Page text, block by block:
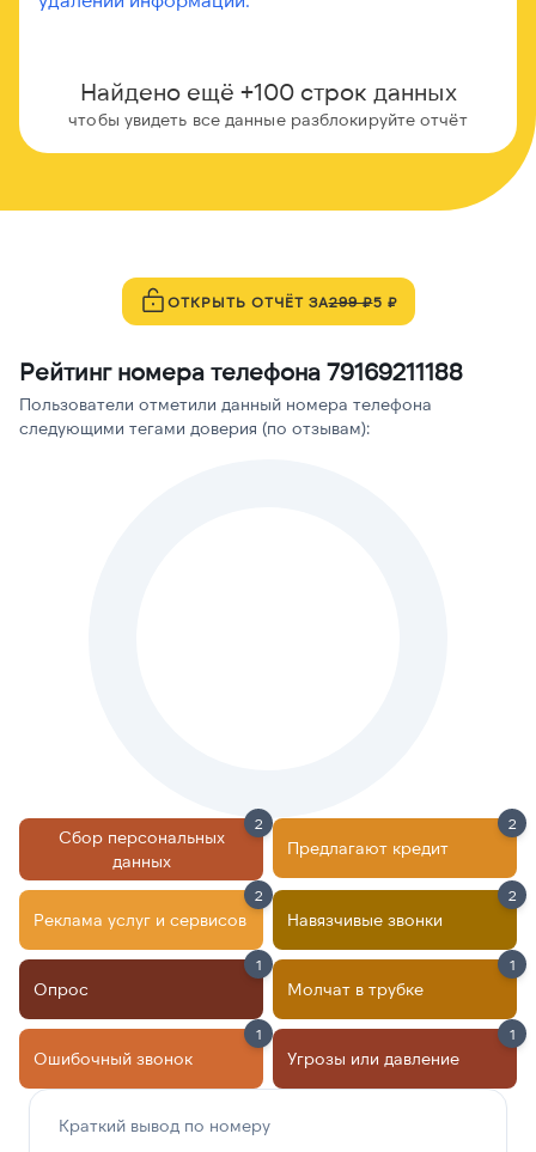
Найдено ещё +100 строк данных
чтобы увидеть все данные разблокируйте отчёт
ОТКРЫТЬ ОТЧЁТ ЗА299 ₽5 ₽
Рейтинг номера телефона 79169211188
Пользователи отметили данный номера телефона
следующими тегами доверия (по отзывам):
Сбор персональных
данных
2
Предлагают кредит
2
Реклама услуг и сервисов
2
Навязчивые звонки
2
Опрос
1
Молчат в трубке
1
Ошибочный звонок
1
Угрозы или давление
1
Краткий вывод по номеру